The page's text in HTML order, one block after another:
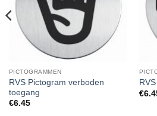
PICTOGRAMMEN
RVS Pictogram verboden
toegang
€6.45
€